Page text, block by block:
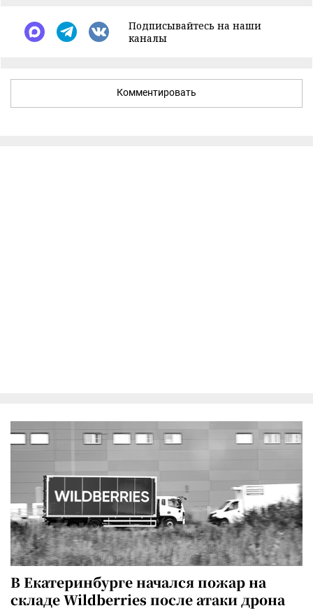
Подписывайтесь на наши
каналы
Комментировать
В Екатеринбурге начался пожар на
складе Wildberries после атаки дрона